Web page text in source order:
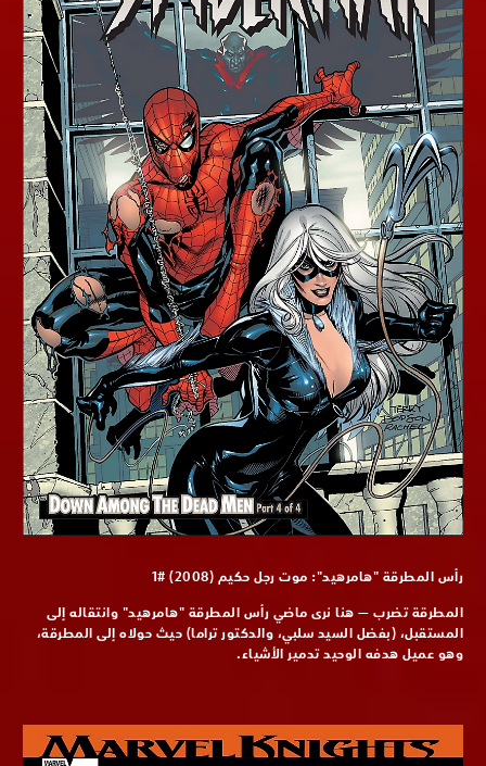
رأس المطرقة "هامرهيد": موت رجل حكيم (2008) #1
المطرقة تضرب — هنا نرى ماضي رأس المطرقة "هامرهيد" وانتقاله إلى
المستقبل، (بفضل السيد سلبي، والدكتور تراما) حيث حولاه إلى المطرقة،
وهو عميل هدفه الوحيد تدمير الأشياء.